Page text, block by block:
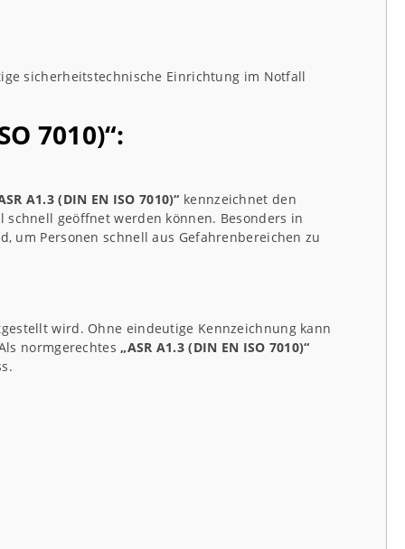
sicherheitstechnische Einrichtung im Notfall
7010)“:
A1.3 (DIN EN ISO 7010)“ kennzeichnet den
geöffnet werden können. Besonders in
um Personen schnell aus Gefahrenbereichen zu
wird. Ohne eindeutige Kennzeichnung kann
normgerechtes „ASR A1.3 (DIN EN ISO 7010)“